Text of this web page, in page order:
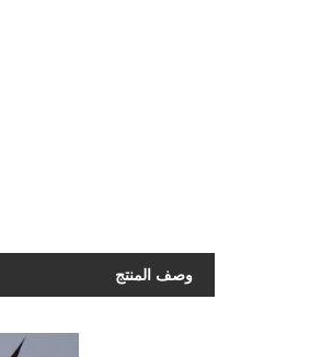
وصف المنتج